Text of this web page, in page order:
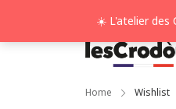
☀️ L'atelier des
Home Wishlist